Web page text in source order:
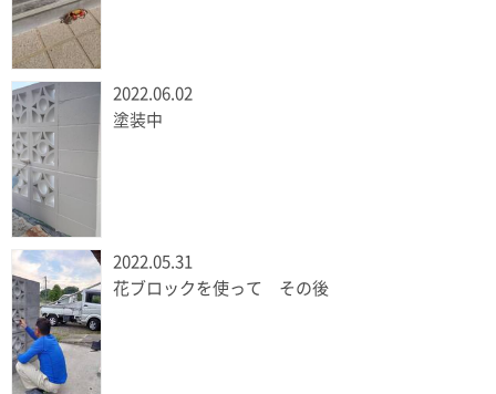
2022.06.02
塗装中
2022.05.31
花ブロックを使って その後